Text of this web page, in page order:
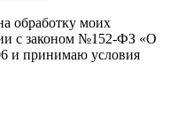
обработку моих
с законом №152-ФЗ «О
и принимаю условия